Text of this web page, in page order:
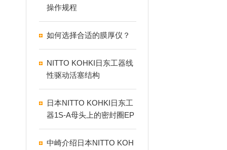
操作规程
如何选择合适的膜厚仪？
NITTO KOHKI日东工器线
性驱动活塞结构
日本NITTO KOHKI日东工
器1S-A母头上的密封圈EP
DM1S,2TS
中崎介绍日本NITTO KOH